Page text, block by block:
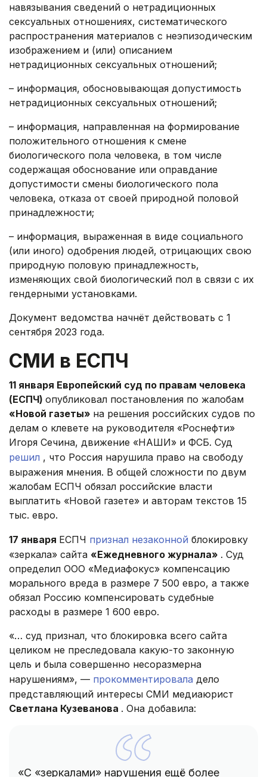
навязывания сведений о нетрадиционных
сексуальных отношениях, систематического
распространения материалов с неэпизодическим
изображением и (или) описанием
нетрадиционных сексуальных отношений;
– информация, обосновывающая допустимость
нетрадиционных сексуальных отношений;
– информация, направленная на формирование
положительного отношения к смене
биологического пола человека, в том числе
содержащая обоснование или оправдание
допустимости смены биологического пола
человека, отказа от своей природной половой
принадлежности;
– информация, выраженная в виде социального
(или иного) одобрения людей, отрицающих свою
природную половую принадлежность,
изменяющих свой биологический пол в связи с их
гендерными установками.
Документ ведомства начнёт действовать с 1
сентября 2023 года.
СМИ в ЕСПЧ
11 января Европейский суд по правам человека
(ЕСПЧ) опубликовал постановления по жалобам
«Новой газеты» на решения российских судов по
делам о клевете на руководителя «Роснефти»
Игоря Сечина, движение «НАШИ» и ФСБ. Суд
решил , что Россия нарушила право на свободу
выражения мнения. В общей сложности по двум
жалобам ЕСПЧ обязал российские власти
выплатить «Новой газете» и авторам текстов 15
тыс. евро.
17 января ЕСПЧ признал незаконной блокировку
«зеркала» сайта «Ежедневного журнала» . Суд
определил ООО «Медиафокус» компенсацию
морального вреда в размере 7 500 евро, а также
обязал Россию компенсировать судебные
расходы в размере 1 600 евро.
«… суд признал, что блокировка всего сайта
целиком не преследовала какую-то законную
цель и была совершенно несоразмерна
нарушениям», — прокомментировала дело
представляющий интересы СМИ медиаюрист
Светлана Кузеванова . Она добавила:
«С «зеркалами» нарушения ещё более